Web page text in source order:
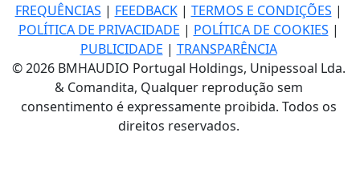
FREQUÊNCIAS | FEEDBACK| TERMOS E CONDIÇÕES |
POLÍTICA DE PRIVACIDADE | POLÍTICA DE COOKIES |
PUBLICIDADE | TRANSPARÊNCIA
© 2026 BMHAUDIO Portugal Holdings, Unipessoal Lda.
& Comandita, Qualquer reprodução sem
consentimento é expressamente proibida. Todos os
direitos reservados.